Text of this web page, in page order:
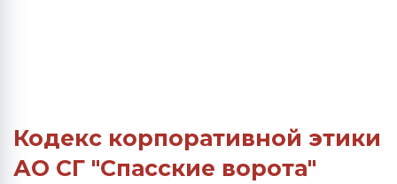
Кодекс корпоративной этики
АО СГ "Спасские ворота"